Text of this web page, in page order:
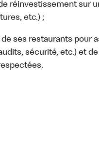
réinvestissement sur
etc.) ;
ses restaurants pour
sécurité, etc.) et